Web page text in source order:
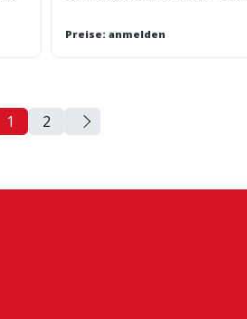
Preise: anmelden
Seite
1 Seite
2